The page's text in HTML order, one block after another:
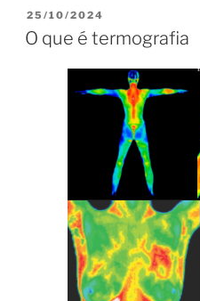
PUBLICADO
EM
25/10/2024
O que é termografia